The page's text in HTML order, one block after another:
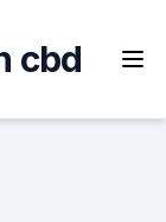
cbd